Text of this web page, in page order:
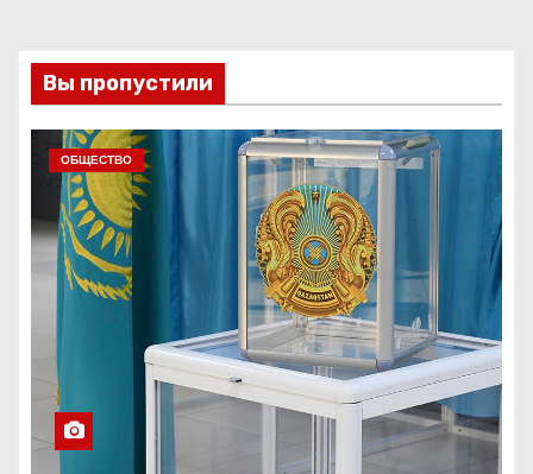
Вы пропустили
ОБЩЕСТВО